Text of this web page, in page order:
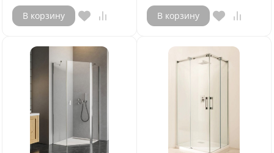
В корзину В корзину